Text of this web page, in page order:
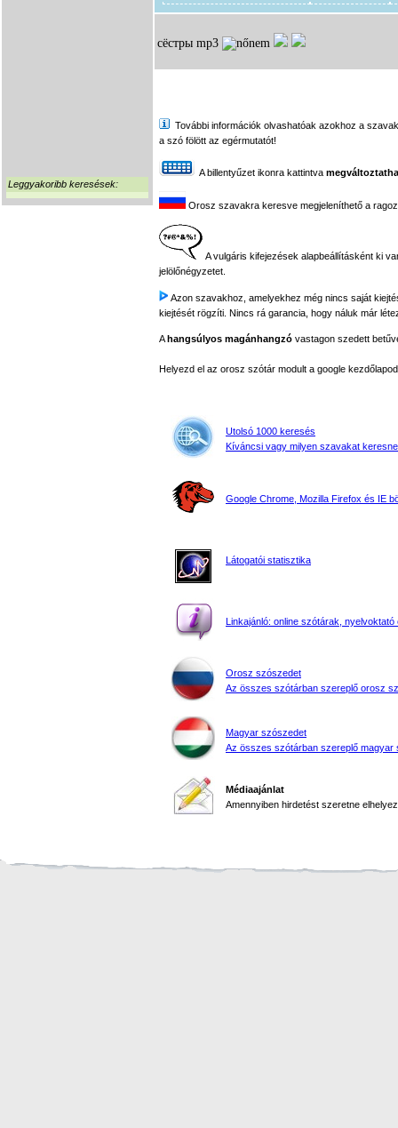
Leggyakoribb keresések:
сёстры mp3
További információk olvashatóak azokhoz a
a szó fölött az egérmutatót!
A billentyűzet ikonra kattintva
Orosz szavakra keresve megjeleníthető a
A vulgáris kifejezések alapbeállításként ki
jelölőnégyzetet.
Azon szavakhoz, amelyekhez még nincs saját
kiejtését rögzíti. Nincs rá garancia, hogy náluk már
Ahangsúlyos magánhangzó vastagon szedett
Helyezd el az orosz szótár modult a google
Utolsó 1000 keresés
Kíváncsi vagy milyen szavakat
Google Chrome, Mozilla Firefox és IE
Látogatói statisztika
Linkajánló: online szótárak, nyelvoktató
Orosz szószedet
Az összes szótárban szereplő orosz
Magyar szószedet
Az összes szótárban szereplő magyar
Médiaajánlat
Amennyiben hirdetést szeretne